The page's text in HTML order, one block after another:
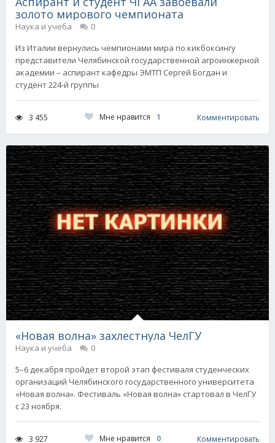
золото мирового чемпионата
Наука и учеба
0
Из Италии вернулись чемпионами мира по кикбоксингу
представители Челябинской государственной агроинжерной
академии – аспирант кафедры ЭМТП Сергей Богдан и
студент 224-й группы
3 455 Мне нравится 1 Комментировать
«Новая волна» захлестнула ЧелГУ
Наука и учеба
0
5–6 декабря пройдет второй этап фестиваля студенческих
организаций Челябинского государственного университета
«Новая волна». Фестиваль «Новая волна» стартовал в ЧелГУ
с 23 ноября.
3 927 Мне нравится 0 Комментировать